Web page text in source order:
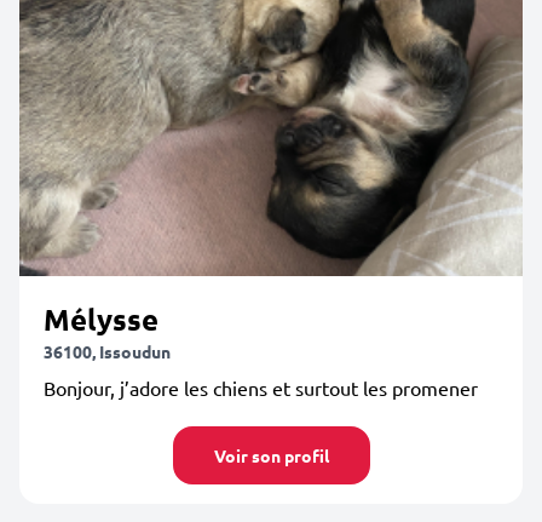
Mélysse
36100, Issoudun
Bonjour, j’adore les chiens et surtout les promener
Voir son profil